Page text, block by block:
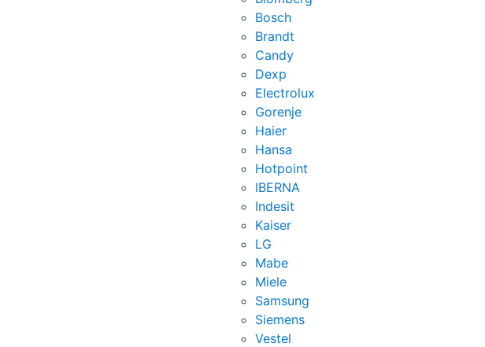
Bosch
Brandt
Candy
Dexp
Electrolux
Gorenje
Haier
Hansa
Hotpoint
IBERNA
Indesit
Kaiser
LG
Mabe
Miele
Samsung
Siemens
Vestel